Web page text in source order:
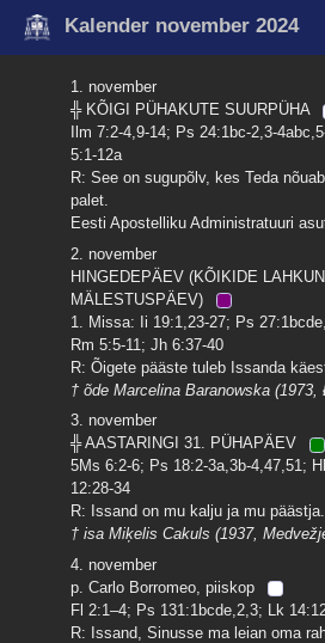
Kalender november 2024
1. november
╬ KÕIGI PÜHAKUTE SUURPÜHA
Ilm 7:2-4,9-14; Ps 24:1bc-2,3-
5:1-12a
R: See on sugupõlv, kes Teda
palet.
Eesti Apostelliku Administratuuri
2. november
HINGEDEPÄEV (KÕIKIDE
MÄLESTUSPÄEV)
1. Missa: Ii 19:1,23-27; Ps
Rm 5:5-11; Jh 6:37-40
R: Õigete pääste tuleb Issanda
† õde Marcelina Baranowska (1973,
3. november
╬ AASTARINGI 31. PÜHAPÄEV
5Ms 6:2-6; Ps 18:2-3a,3b-4,47,51;
12:28-34
R: Issand on mu kalju ja mu päästja.
† isa Miķelis Cakuls (1937,
4. november
p. Carlo Borromeo, piiskop
Fl 2:1–4; Ps 131:1bcde,2,3; Lk
R: Issand, Sinusse ma leian oma